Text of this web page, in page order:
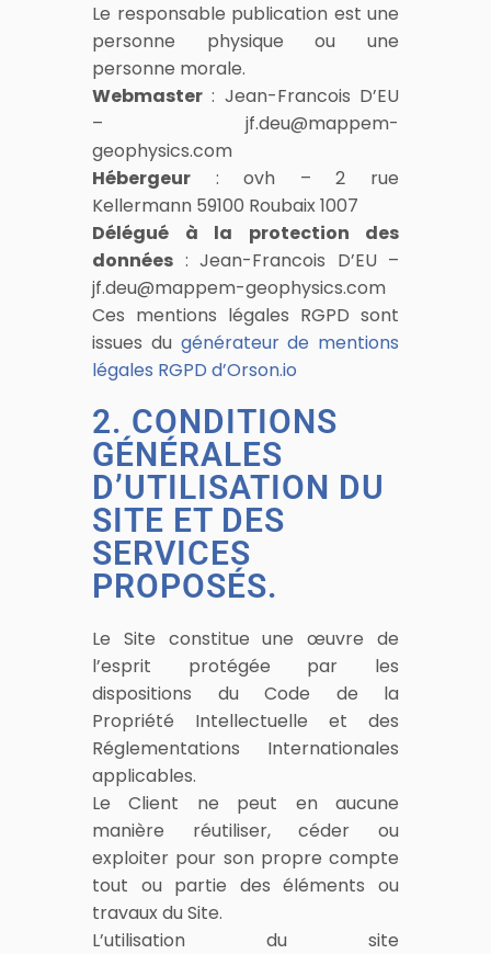
Le responsable publication est une
personne physique ou une
personne morale.
Webmaster : Jean-Francois D’EU
– jf.deu@mappem-
geophysics.com
Hébergeur : ovh – 2 rue
Kellermann 59100 Roubaix 1007
Délégué à la protection des
données : Jean-Francois D’EU –
jf.deu@mappem-geophysics.com
Ces mentions légales RGPD sont
issues du générateur de mentions
légales RGPD d’Orson.io
2. CONDITIONS
GÉNÉRALES
D’UTILISATION DU
SITE ET DES
SERVICES
PROPOSÉS.
Le Site constitue une œuvre de
l’esprit protégée par les
dispositions du Code de la
Propriété Intellectuelle et des
Réglementations Internationales
applicables.
Le Client ne peut en aucune
manière réutiliser, céder ou
exploiter pour son propre compte
tout ou partie des éléments ou
travaux du Site.
L’utilisation du site